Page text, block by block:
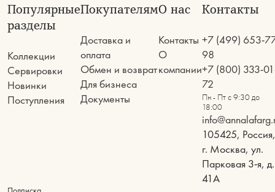
Популярные
разделы
Коллекции
Сервировки
Новинки
Поступления
Покупателям
Доставка и
оплата
Обмен и возврат
Для бизнеса
Документы
О нас
Контакты
О
компании
Контакты
+7 (499) 653-
98
+7 (800) 333-
72
Пн - Пт с 9:30 до
18:00
105425, Россия,
г. Москва, ул.
Парковая 3-я, д.
41А